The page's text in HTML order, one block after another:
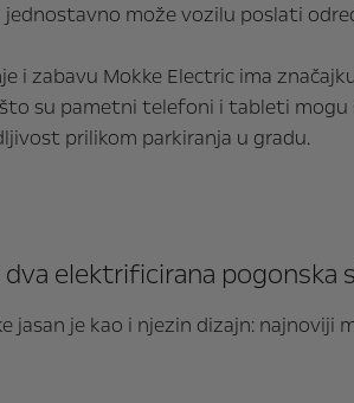
može vozilu poslati
i zabavu Mokke Electric ima
su pametni telefoni i tableti mogu
prilikom parkiranja u gradu.
elektrificirana pogonska
jasan je kao i njezin dizajn: najnoviji